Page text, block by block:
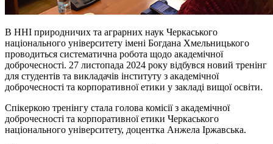
В ННІ природничих та аграрних наук Черкаського
національного університету імені Богдана Хмельницького
проводиться систематична робота щодо академічної
доброчесності. 27 листопада 2024 року відбувся новий тренінг
для студентів та викладачів інституту з академічної
доброчесності та корпоративної етики у закладі вищої освіти.
Спікеркою тренінгу стала голова комісії з академічної
доброчесності та корпоративної етики Черкаського
національного університету, доцентка Анжела Іржавська.